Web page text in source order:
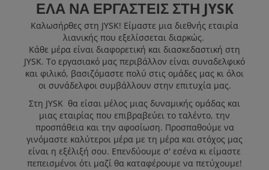
ΕΜΠΟΡΙΚΌ
ΚΈΝΤΡΟ
ΕΞΥΠΗΡΈΤΗΣΗΣ
ΠΕΛΑΤΏΝ
ΚΕΝΤΡΙΚΆ ΓΡΑΦΕΊΑ
ΕΛΑ ΝΑ ΕΡΓΑΣΤΕΙΣ ΣΤΗ JYSK
Καλωσήρθες στη JYSK! Είμαστε μια διεθνής εταιρία
λιανικής που εξελίσσεται διαρκώς.
Κάθε μέρα είναι διαφορετική και διασκεδαστική στη
JYSK. Το εργασιακό μας περιβάλλον είναι συναδελφικό
και φιλικό, βασιζόμαστε πολύ στις ομάδες μας κι όλοι
οι συνάδελφοι συμβάλλουν στην επιτυχία μας.
Στη JYSK θα είσαι μέλος μιας δυναμικής ομάδας και
μιας εταιρίας που επιβραβεύει το ταλέντο, την
προσπάθεια και την αφοσίωση. Προσπαθούμε να
γινόμαστε καλύτεροι μέρα με τη μέρα και στόχος μας
είναι η εξέλιξή σου. Επενδύουμε σ' εσένα κι είμαστε
πεπεισμένοι ότι μαζί θα καταφέρουμε να πετύχουμε!